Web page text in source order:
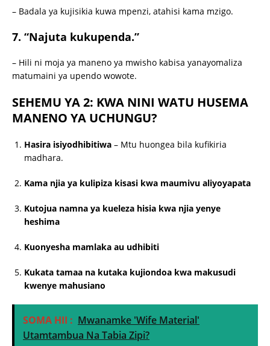
– Badala ya kujisikia kuwa mpenzi, atahisi kama mzigo.
7. “Najuta kukupenda.”
– Hili ni moja ya maneno ya mwisho kabisa yanayomaliza
matumaini ya upendo wowote.
SEHEMU YA 2: KWA NINI WATU HUSEMA
MANENO YA UCHUNGU?
Hasira isiyodhibitiwa – Mtu huongea bila kufikiria
madhara.
Kama njia ya kulipiza kisasi kwa maumivu aliyoyapata
Kutojua namna ya kueleza hisia kwa njia yenye
heshima
Kuonyesha mamlaka au udhibiti
Kukata tamaa na kutaka kujiondoa kwa makusudi
kwenye mahusiano
SOMA HII : Mwanamke 'Wife Material'
Utamtambua Na Tabia Zipi?